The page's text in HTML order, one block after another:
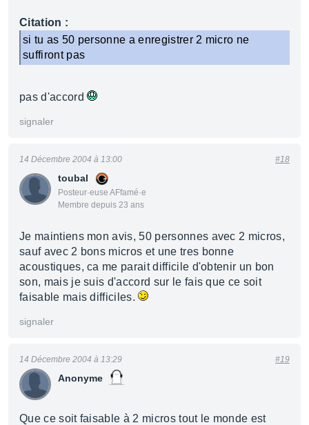
Citation :
si tu as 50 personne a enregistrer 2 micro ne
suffiront pas
pas d'accord
signaler
toubal
Posteur·euse AFfamé·e
Membre depuis 23 ans
14 Décembre 2004 à 13:00 #18
Je maintiens mon avis, 50 personnes avec 2 micros,
sauf avec 2 bons micros et une tres bonne
acoustiques, ca me parait difficile d'obtenir un bon
son, mais je suis d'accord sur le fais que ce soit
faisable mais difficiles.
signaler
Anonyme
14 Décembre 2004 à 13:29 #19
Que ce soit faisable à 2 micros tout le monde est